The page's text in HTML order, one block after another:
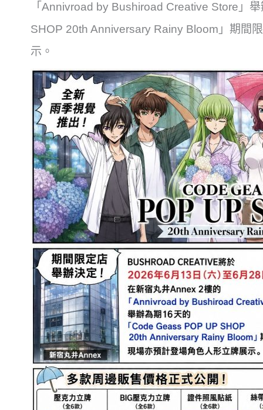
「Annivroad by Bushiroad Creative Store」
SHOP 20th Anniversary Rainy Bloom」期間
示。